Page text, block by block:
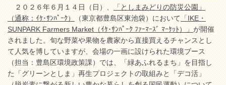
２０２６年６月１４日（日）、「としまみどりの防災公園」
（通称：ｲｹ･ｻﾝﾊﾟｰｸ）（東京都豊島区東池袋）において「IKE・
SUNPARK Farmers Market（ｲｹ･ｻﾝﾊﾟｰｸ ﾌｧｰﾏｰｽﾞ ﾏｰｹｯﾄ）」が開催
されました。旬な野菜や果物を農家から直接買えるチャンスとし
て人気を博していますが、会場の一画に設けられた環境ブース
（担当：豊島区環境政策課）では、「緑あふれるまち」を目指し
た「グリーンとしま」再生プロジェクトの取組みと「デコ活」